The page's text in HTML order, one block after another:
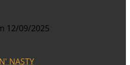
12/09/2025
NASTY